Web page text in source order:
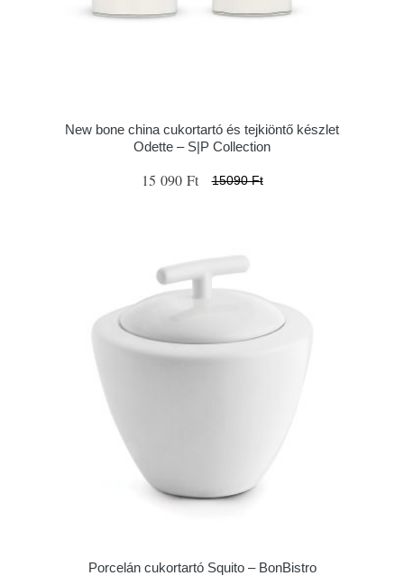
New bone china cukortartó és tejkiöntő készlet
Odette – S|P Collection
15 090 Ft 15090 Ft
Porcelán cukortartó Squito – BonBistro